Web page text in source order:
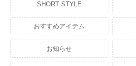
SHORT STYLE
おすすめアイテム
お知らせ